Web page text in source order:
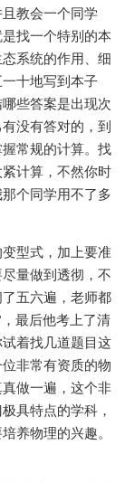
教会一个同学
找一个特别的本
系统的作用、细
十地写到本子
些答案是出现次
没有答对的，到
常规的计算。找
计算，不然你时
个同学用不了多
型式，加上要准
量做到透彻，不
五六遍，老师都
最后他考上了清
着找几道题目这
非常有资质的物
做一遍，这个非
具特点的学科，
养物理的兴趣。